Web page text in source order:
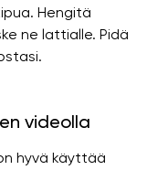
Hengitä
ne lattialle. Pidä
videolla
hyvä käyttää